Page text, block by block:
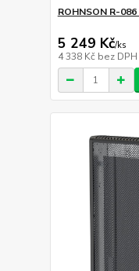
ROHNSON R-
5 249 Kč/ks
4 338 Kč bez DPH